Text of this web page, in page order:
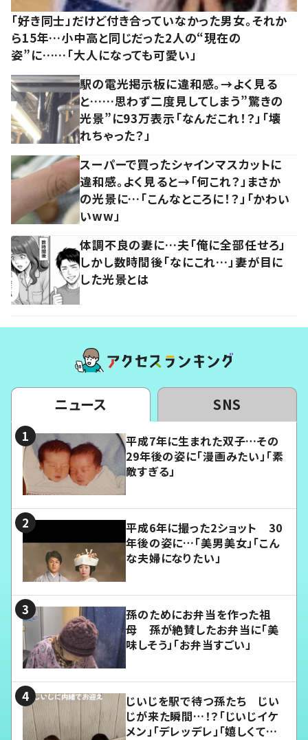
「好き同士」だけど付き合っていなかった男女。それか
ら15年…小中高と同じだった2人の“現在の
姿”に……「大人になっても可愛い」
駅の電光掲示板に違和感。→よく見る
と……思わず二度見してしまう”驚きの
光景”に93万表示「なんだこれ！？」「壊
れちゃった？」
スーパーで買ったシャインマスカットに
違和感。よく見ると→「何これ？」まさか
の光景に…「こんなところに！？」「かわい
いww」
体調不良の妻に…夫「俺に全部任せろ」
しかし数時間後「なにこれ…」妻が目に
した光景とは
ニュース SNS
平成7年に生まれた双子…その
29年後の姿に「漫画みたい」「素
敵すぎる」
平成6年に撮った2ショット 30
年後の姿に…「美男美女」「こん
な夫婦になりたい」
孫のためにお弁当を作った祖
母 孫が絶賛したお弁当に「美
味しそう」「お弁当すごい」
じいじを駅で待つ孫たち じい
じが来た瞬間…！？「じいじイケ
メン」「デレッデレ」「嬉しくて可